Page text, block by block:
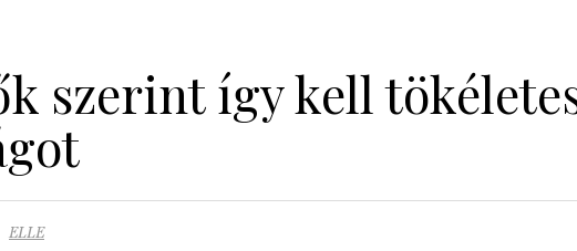
szerint így kell
ELLE